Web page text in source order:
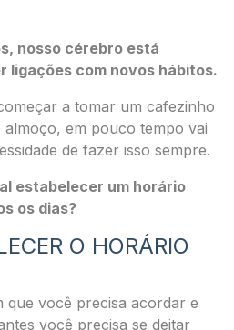
nosso cérebro está
ligações com novos hábitos.
a tomar um cafezinho
almoço, em pouco tempo vai
de fazer isso sempre.
estabelecer um horário
os dias?
O HORÁRIO
que você precisa acordar e
você precisa se deitar